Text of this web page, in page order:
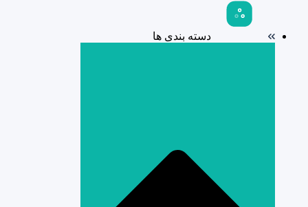
دسته بندی ها